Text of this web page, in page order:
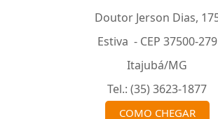
Estiva - CEP 37500-279
Itajubá/MG
Tel.: (35) 3623-1877
COMO CHEGAR